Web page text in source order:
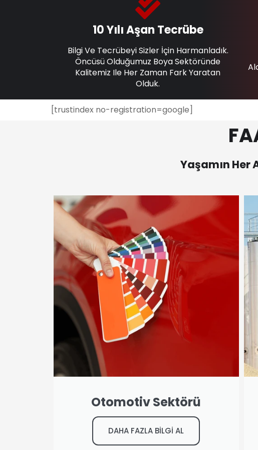
10 Yılı Aşan Tecrübe
Bilgi Ve Tecrübeyi Sizler İçin Harmanladık.
Öncüsü Olduğumuz Boya Sektöründe
Kalitemiz Ile Her Zaman Fark Yaratan
Olduk.
[trustindex no-registration=google]
Yaşamın Her
Otomotiv Sektörü
DAHA FAZLA BİLGİ AL